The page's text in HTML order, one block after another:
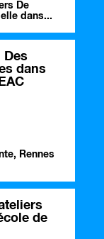
De
dans...
Des
dans
Rennes
de